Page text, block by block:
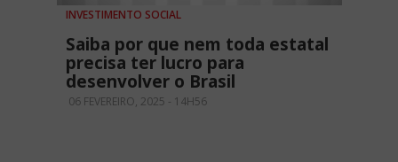
INVESTIMENTO SOCIAL
Saiba por que nem toda estatal
precisa ter lucro para
desenvolver o Brasil
06 FEVEREIRO, 2025 - 14H56